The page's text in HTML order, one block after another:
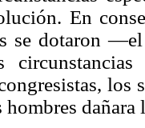
En
se dotaron
los
dañara